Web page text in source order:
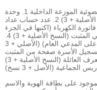
المواد والإجراءات اللازمة لاتصال الشبكة الضوئية الموزعة الداخلية 1. وحدة
تطبيق للوصول إلى الطاقة الموزعة (النسخ الأصلية + 3) 2. عدد حساب عداد
الكهرباء (اكتبها في الجزء
بطاقة الهوية للمدير (أي الشخص الموجود على المدعي العام) (الأصلي + 3
من الجزء الأمامي والخلفي) 5. تسجيل الأسرة صفحة من المثبت
(الأصلي) +3 نسخ) 6. تثبيت رأس بطاقة معرف العائلة (النسخ الأصلية + 3)
الموجود على بطاقة الهوية والاسم